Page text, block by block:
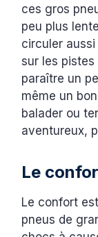
ces gros
peu plus
circuler
sur les pistes
paraître un
même un
balader ou
aventureux,
Le
Le confort
pneus de